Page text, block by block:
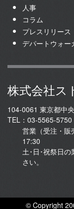
人事
コラム
プレスリリース
デパートウォー
株式会社ス
104-0061 東京都中
TEL：03-5565-
営業（受注・
17:30
土･日･祝祭日
さい。
© Copyright